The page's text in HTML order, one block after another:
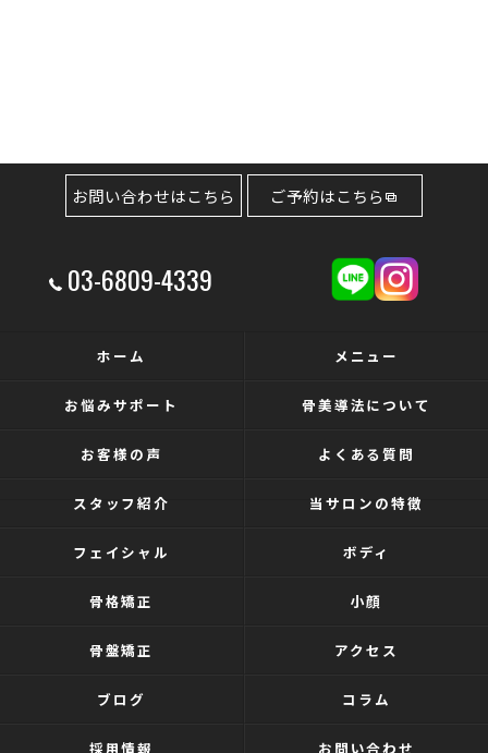
03-6809-4339
お問い合わせはこちら ご予約はこちら
ホーム メニュー
お悩みサポート 骨美導法について
お客様の声 よくある質問
スタッフ紹介 当サロンの特徴
フェイシャル ボディ
骨格矯正 小顔
骨盤矯正 アクセス
ブログ コラム
採用情報 お問い合わせ